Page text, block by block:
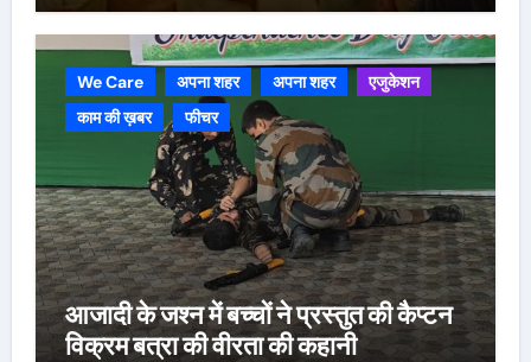
We Care अपना शहर अपना शहर
एजुकेशन
काम की ख़बर
फीचर
आजादी के जश्न में बच्चों ने प्रस्तुत की कैप्टन
विक्रम बत्रा की वीरता की कहानी